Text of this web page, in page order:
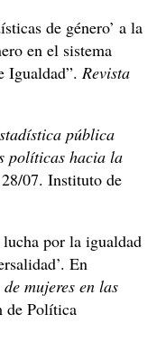
de género’ a la
en el sistema
Igualdad”. Revista
pública
políticas hacia la
07. Instituto de
por la igualdad
En
mujeres en las
de Política